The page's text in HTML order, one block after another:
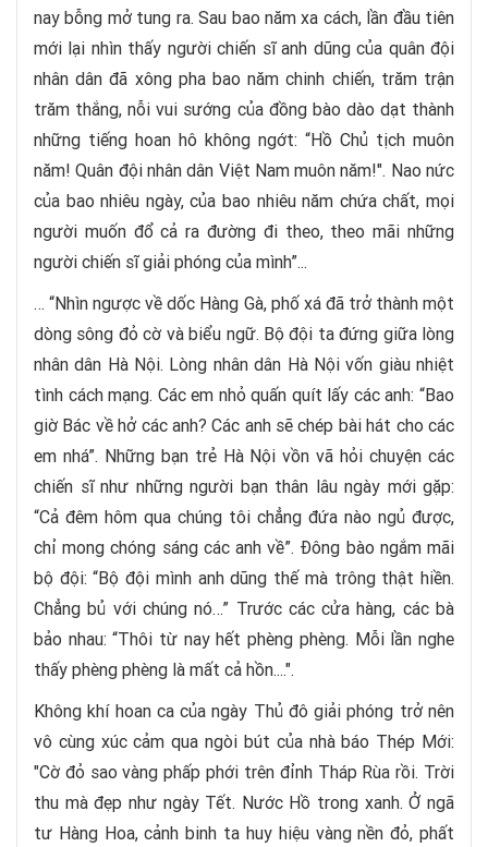
nay bỗng mở tung ra. Sau bao năm xa cách, lần đầu tiên
mới lại nhìn thấy người chiến sĩ anh dũng của quân đội
nhân dân đã xông pha bao năm chinh chiến, trăm trận
trăm thắng, nỗi vui sướng của đồng bào dào dạt thành
những tiếng hoan hô không ngớt: “Hồ Chủ tịch muôn
năm! Quân đội nhân dân Việt Nam muôn năm!". Nao nức
của bao nhiêu ngày, của bao nhiêu năm chứa chất, mọi
người muốn đổ cả ra đường đi theo, theo mãi những
người chiến sĩ giải phóng của mình”...
… “Nhìn ngược về dốc Hàng Gà, phố xá đã trở thành một
dòng sông đỏ cờ và biểu ngữ. Bộ đội ta đứng giữa lòng
nhân dân Hà Nội. Lòng nhân dân Hà Nội vốn giàu nhiệt
tình cách mạng. Các em nhỏ quấn quít lấy các anh: “Bao
giờ Bác về hở các anh? Các anh sẽ chép bài hát cho các
em nhá”. Những bạn trẻ Hà Nội vồn vã hỏi chuyện các
chiến sĩ như những người bạn thân lâu ngày mới gặp:
“Cả đêm hôm qua chúng tôi chẳng đứa nào ngủ được,
chỉ mong chóng sáng các anh về”. Đông bào ngắm mãi
bộ đội: “Bộ đội mình anh dũng thế mà trông thật hiền.
Chẳng bủ với chúng nó…” Trước các cửa hàng, các bà
bảo nhau: “Thôi từ nay hết phèng phèng. Mỗi lần nghe
thấy phèng phèng là mất cả hồn....".
Không khí hoan ca của ngày Thủ đô giải phóng trở nên
vô cùng xúc cảm qua ngòi bút của nhà báo Thép Mới:
"Cờ đỏ sao vàng phấp phới trên đỉnh Tháp Rùa rồi. Trời
thu mà đẹp như ngày Tết. Nước Hồ trong xanh. Ở ngã
tư Hàng Hoa, cảnh binh ta huy hiệu vàng nền đỏ, phất